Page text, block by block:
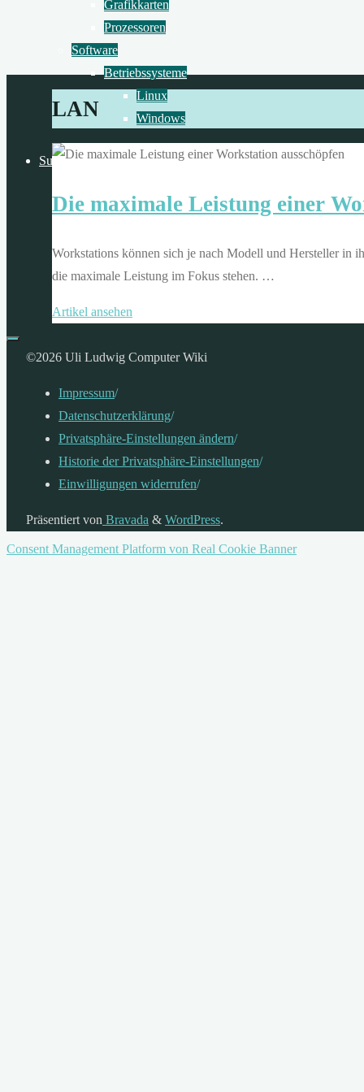
Grafikkarten
Prozessoren
Software
Betriebssysteme
Linux
Windows
Suchen
LAN
Die maximale Leistung einer
Workstations können sich je nach Modell und Hersteller in
die maximale Leistung im Fokus stehen. …
Artikel ansehen
Leistung
ausschöpfen"
©2026 Uli Ludwig Computer Wiki
Impressum/
Datenschutzerklärung/
Privatsphäre-Einstellungen ändern/
Historie der Privatsphäre-Einstellungen/
Einwilligungen widerrufen/
Präsentiert von Bravada & WordPress.
Consent Management Platform von Real Cookie Banner